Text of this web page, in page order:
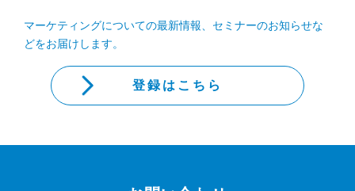
マーケティングについての最新情報、セミナーのお知らせな
どをお届けします。
登録はこちら